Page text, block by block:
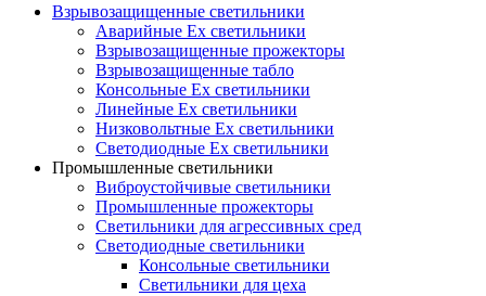
Взрывозащищенные светильники
Аварийные Ex светильники
Взрывозащищенные прожекторы
Взрывозащищенные табло
Консольные Ех светильники
Линейные Ex светильники
Низковольтные Ex светильники
Светодиодные Ex светильники
Промышленные светильники
Виброустойчивые светильники
Промышленные прожекторы
Светильники для агрессивных сред
Светодиодные светильники
Консольные светильники
Светильники для цеха